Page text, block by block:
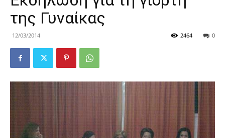
της Γυναίκας
12/03/2014 0
2464